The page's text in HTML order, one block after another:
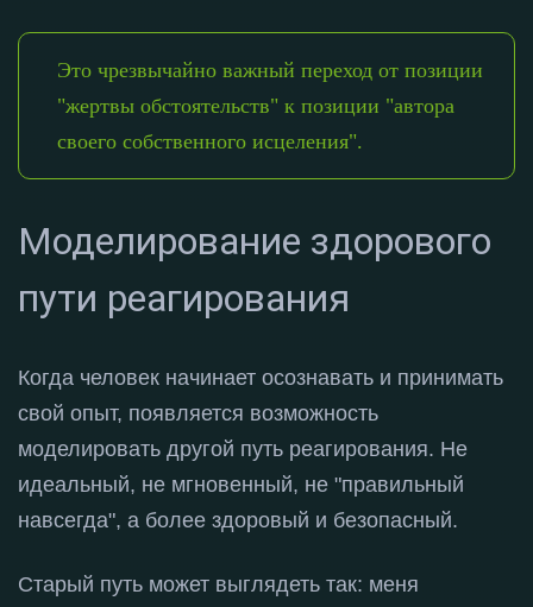
Это чрезвычайно важный переход от позиции
"жертвы обстоятельств" к позиции "автора
своего собственного исцеления".
Моделирование здорового
пути реагирования
Когда человек начинает осознавать и принимать
свой опыт, появляется возможность
моделировать другой путь реагирования. Не
идеальный, не мгновенный, не "правильный
навсегда", а более здоровый и безопасный.
Старый путь может выглядеть так: меня